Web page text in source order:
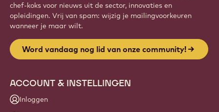
chef-koks voor nieuws uit de sector, innovaties en
opleidingen. Vrij van spam: wijzig je mailingvoorkeuren
wanneer je maar wilt.
Word vandaag nog lid van onze community!
ACCOUNT & INSTELLINGEN
Inloggen